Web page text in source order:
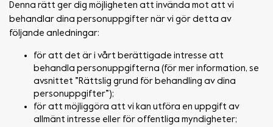
Denna rätt ger dig möjligheten att invända mot att vi
behandlar dina personuppgifter när vi gör detta av
följande anledningar:
för att det är i vårt berättigade intresse att
behandla personuppgifterna (för mer information, se
avsnittet ”Rättslig grund för behandling av dina
personuppgifter”);
för att möjliggöra att vi kan utföra en uppgift av
allmänt intresse eller för offentliga myndigheter;